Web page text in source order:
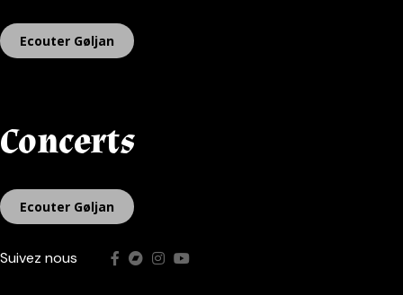
Ecouter Gøljan
Concerts
Ecouter Gøljan
Suivez nous